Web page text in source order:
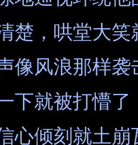
楚，哄堂大笑
像风浪那样袭
下就被打懵了
心倾刻就土崩